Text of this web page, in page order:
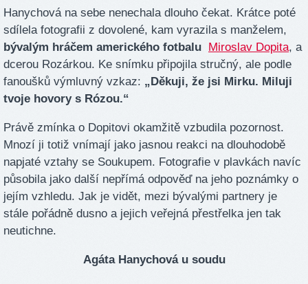
Hanychová na sebe nenechala dlouho čekat. Krátce poté
sdílela fotografii z dovolené, kam vyrazila s manželem,
bývalým hráčem amerického fotbalu Miroslav Dopita, a
dcerou Rozárkou. Ke snímku připojila stručný, ale podle
fanoušků výmluvný vzkaz: „Děkuji, že jsi Mirku. Miluji
tvoje hovory s Rózou.“
Právě zmínka o Dopitovi okamžitě vzbudila pozornost.
Mnozí ji totiž vnímají jako jasnou reakci na dlouhodobě
napjaté vztahy se Soukupem. Fotografie v plavkách navíc
působila jako další nepřímá odpověď na jeho poznámky o
jejím vzhledu. Jak je vidět, mezi bývalými partnery je
stále pořádně dusno a jejich veřejná přestřelka jen tak
neutichne.
Agáta Hanychová u soudu